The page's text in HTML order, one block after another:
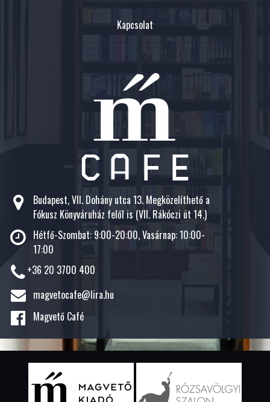
Kapcsolat
Budapest, VII. Dohány utca 13. Megközelíthető a
Fókusz Könyváruház felől is (VII. Rákóczi út 14.)
Hétfő-Szombat: 9:00-20:00, Vasárnap: 10:00-
17:00
+36 20 3700 400
magvetocafe@lira.hu
Magvető Café